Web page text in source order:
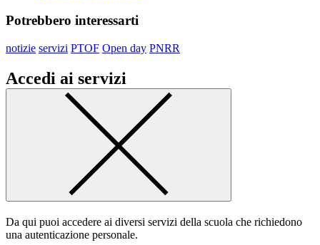
Potrebbero interessarti
notizie servizi PTOF Open day PNRR
Accedi ai servizi
Da qui puoi accedere ai diversi servizi della scuola che richiedono
una autenticazione personale.